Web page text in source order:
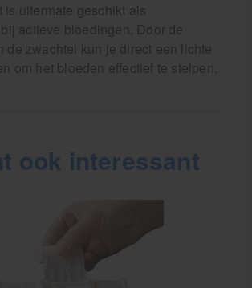
is uitermate geschikt als
actieve bloedingen. Door de
de zwachtel kun je direct een lichte
om het bloeden effectief te stelpen.
ook interessant